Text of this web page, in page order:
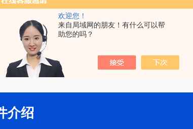
欢迎您！
来自局域网的朋友！有什么可以帮
助您的吗？
技术文章/ FilmQA Pro胶片剂量验证软件介绍
介绍